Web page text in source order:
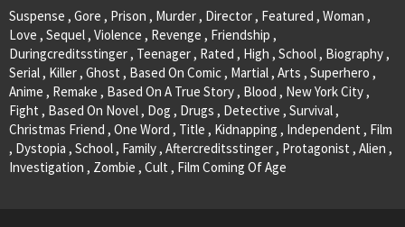
Suspense , Gore , Prison , Murder , Director , Featured , Woman ,
Love , Sequel , Violence , Revenge , Friendship ,
Duringcreditsstinger , Teenager , Rated , High , School , Biography ,
Serial , Killer , Ghost , Based On Comic , Martial , Arts , Superhero ,
Anime , Remake , Based On A True Story , Blood , New York City ,
Fight , Based On Novel , Dog , Drugs , Detective , Survival ,
Christmas Friend , One Word , Title , Kidnapping , Independent , Film
, Dystopia , School , Family , Aftercreditsstinger , Protagonist , Alien ,
Investigation , Zombie , Cult , Film Coming Of Age